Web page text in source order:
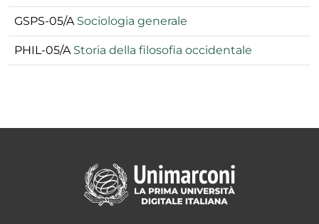
GSPS-05/A Sociologia generale
PHIL-05/A Storia della filosofia occidentale